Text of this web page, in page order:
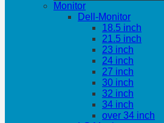
Monitor
Dell-Monitor
18.5 inch
21.5 inch
23 inch
24 inch
27 inch
30 inch
32 inch
34 inch
over 34 inch